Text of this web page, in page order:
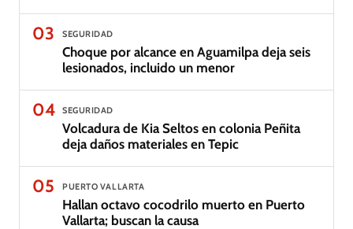
03 SEGURIDAD
Choque por alcance en Aguamilpa deja seis
lesionados, incluido un menor
04 SEGURIDAD
Volcadura de Kia Seltos en colonia Peñita
deja daños materiales en Tepic
05 PUERTO VALLARTA
Hallan octavo cocodrilo muerto en Puerto
Vallarta; buscan la causa